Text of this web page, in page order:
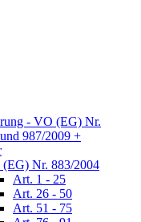
- VO (EG) Nr.
987/2009 +
Nr. 883/2004
Art. 1 - 25
Art. 26 - 50
Art. 51 - 75